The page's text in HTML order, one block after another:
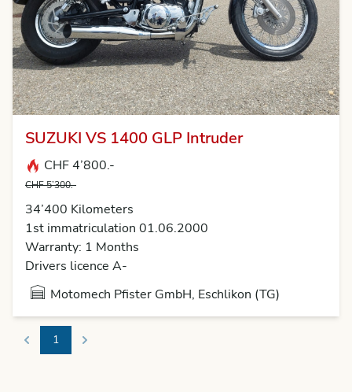
SUZUKI VS 1400 GLP Intruder
CHF 4’800.-
CHF 5’300.-
34’400 Kilometers
1st immatriculation 01.06.2000
Warranty: 1 Months
Drivers licence A-
Motomech Pfister GmbH, Eschlikon (TG)
Previous
1 Next